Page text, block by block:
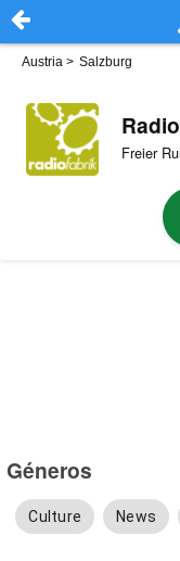
Austria > Salzburg
Freier
Géneros
Culture News